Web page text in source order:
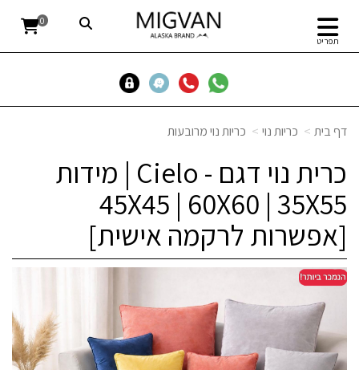
תפריט
0
דף בית כריות נוי כריות נוי מרובעות
כרית נוי דגם - Cielo | מידות
45X45 | 60X60 | 35X55
[אפשרות לרקמה אישית]